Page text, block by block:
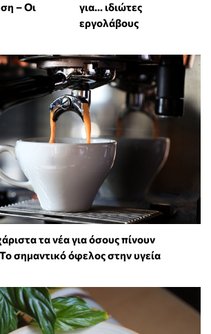
– Οι
για... ιδιώτες
εργολάβους
τα νέα για όσους πίνουν
σημαντικό όφελος στην υγεία